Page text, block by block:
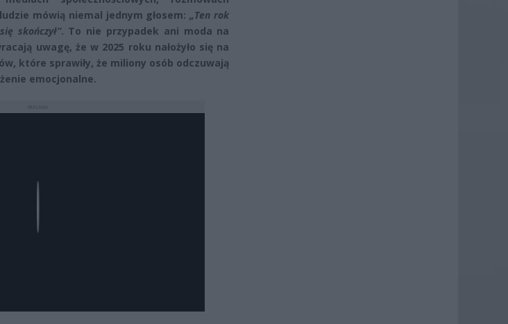
mówią niemal jednym głosem:„Ten rok
skończył”. To nie przypadek ani moda na
uwagę, że w 2025 roku nałożyło się na
które sprawiły, że miliony osób odczuwają
emocjonalne.